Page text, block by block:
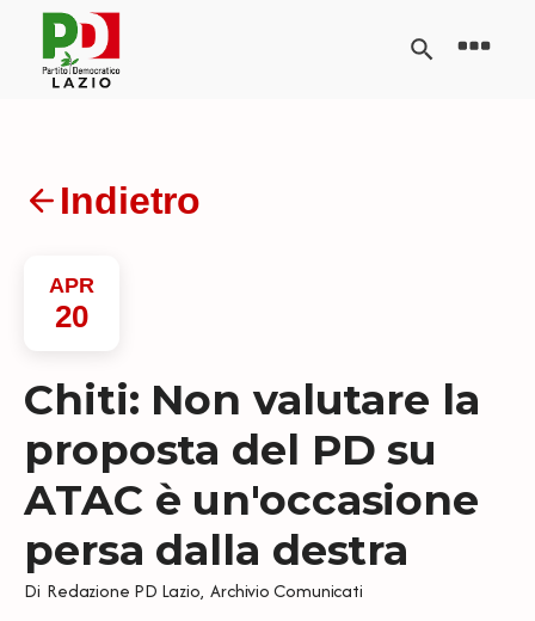
Indietro
APR
20
Chiti: Non valutare la
proposta del PD su
ATAC è un'occasione
persa dalla destra
Di Redazione PD Lazio, Archivio Comunicati